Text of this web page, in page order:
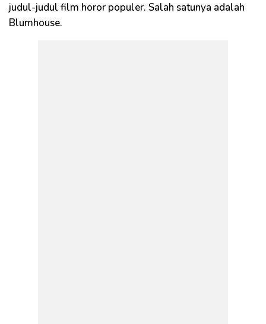
judul-judul film horor populer. Salah satunya adalah
Blumhouse.